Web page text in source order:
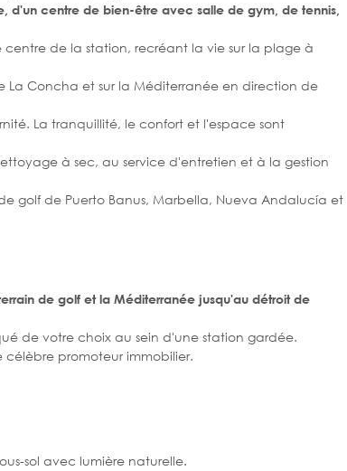
d'un centre de bien-être avec salle de gym, de tennis,
de la station, recréant la vie sur la plage à
La Concha et sur la Méditerranée en direction de
La tranquillité, le confort et l'espace sont
à sec, au service d'entretien et à la gestion
golf de Puerto Banus, Marbella, Nueva Andalucía et
de golf et la Méditerranée jusqu'au détroit de
de votre choix au sein d'une station gardée.
promoteur immobilier.
sol avec lumière naturelle.